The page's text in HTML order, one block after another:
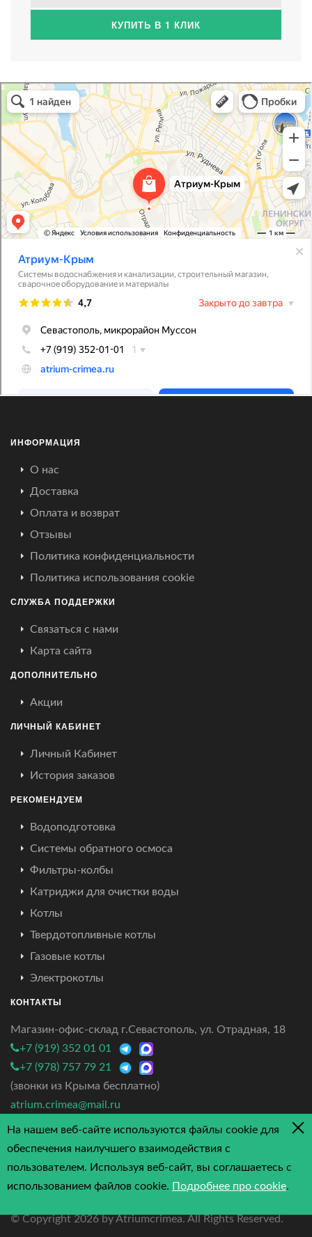
КУПИТЬ В 1 КЛИК
Атриум-Крым
Системы водоснабжения, отопления, канализации в Севастополе
Снабжение строительных объектов в Севастополе
ИНФОРМАЦИЯ
О нас
Доставка
Оплата и возврат
Отзывы
Политика конфиденциальности
Политика использования cookie
СЛУЖБА ПОДДЕРЖКИ
Связаться с нами
Карта сайта
ДОПОЛНИТЕЛЬНО
Акции
ЛИЧНЫЙ КАБИНЕТ
Личный Кабинет
История заказов
РЕКОМЕНДУЕМ
Водоподготовка
Системы обратного осмоса
Фильтры-колбы
Катриджи для очистки воды
Котлы
Твердотопливные котлы
Газовые котлы
Электрокотлы
КОНТАКТЫ
Магазин-офис-склад г.Севастополь, ул. Отрадная, 18
+7 (919) 352 01 01
+7 (978) 757 79 21
(звонки из Крыма бесплатно)
atrium.crimea@mail.ru
4.7/5 - 3 отзыва
© Copyright 2026 by Atriumcrimea. All Rights Reserved.
На нашем веб-сайте используются файлы cookie для
обеспечения наилучшего взаимодействия с
пользователем. Используя веб-сайт, вы соглашаетесь с
использованием файлов cookie. Подробнее про cookie.